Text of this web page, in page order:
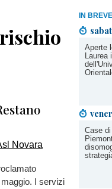
IN BREVE
Aperte
Laurea
Case di
I servizi